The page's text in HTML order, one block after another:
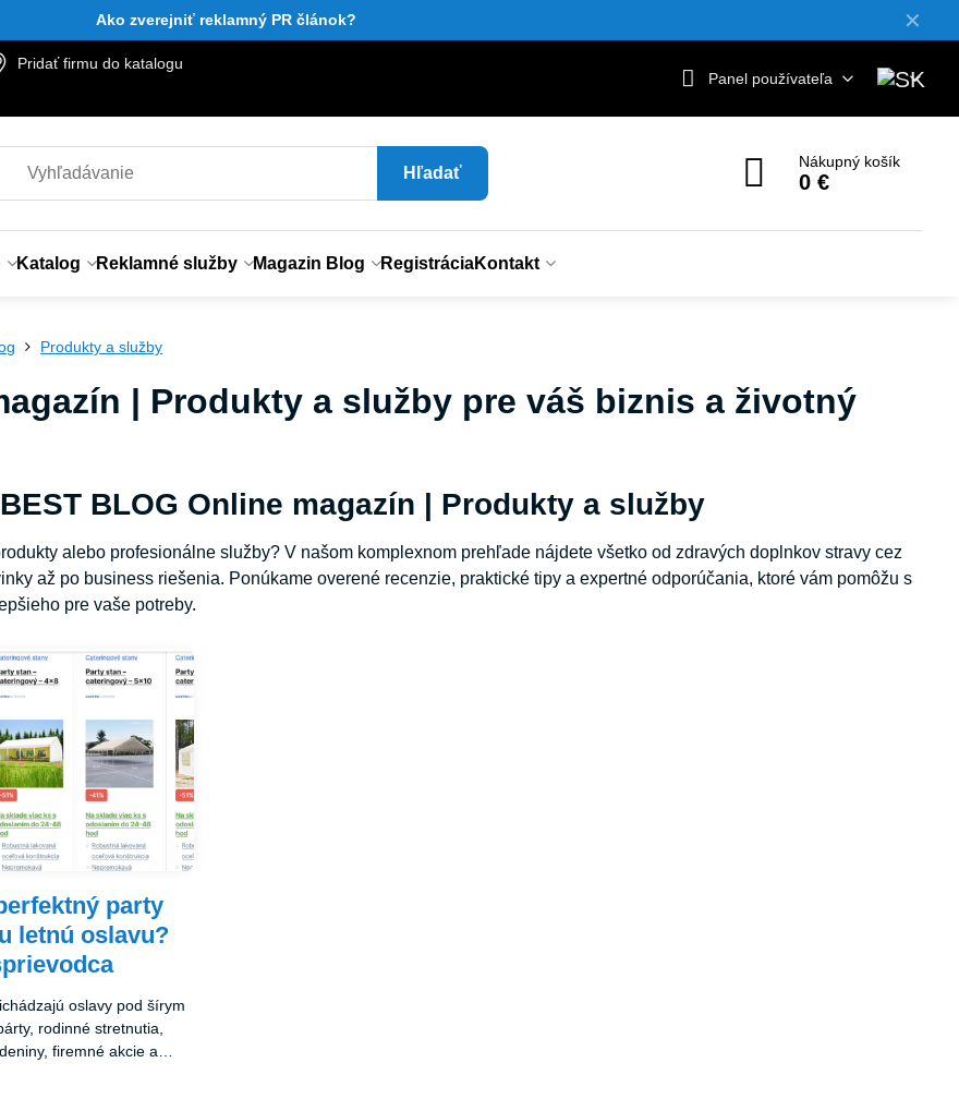
✕
Ako zverejniť reklamný PR článok?
Pridať firmu do katalogu
Panel používateľa
Hľadať
Nákupný košík
0 €
Katalog Reklamné služby Magazin Blog RegistráciaKontakt
Produkty a služby
| Produkty a služby pre váš biznis a životný
BLOG Online magazín | Produkty a služby
alebo profesionálne služby? V našom komplexnom prehľade nájdete všetko od zdravých doplnkov stravy cez
až po business riešenia. Ponúkame overené recenzie, praktické tipy a expertné odporúčania, ktoré vám pomôžu s
pre vaše potreby.
party
letnú oslavu?
oslavy pod šírym
rodinné stretnutia,
firemné akcie a
priestoru, ktorý